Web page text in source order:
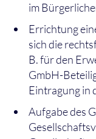
im
Errichtung
sich die
B. für den
GmbH-
Eintragung in
Aufgabe des